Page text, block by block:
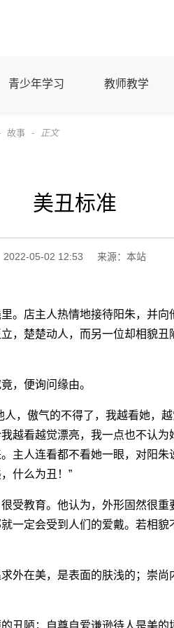
青少年学习 教师教学
故事 - 正文
美丑标准
2022-05-02 12:53 来源：本站
店主人热情地接待阳朱，并向
，楚楚动人，而另一位却相貌
便询问缘由。
，傲气的不得了，我越看她，越
越看越觉漂亮，我一点也不认为
主人连看都不看她一眼，对阳朱
什么为丑！”
教育。他认为，外形固然很重
一定会受到人们的爱戴。若相
在美，是表面的肤浅的；崇尚
陋；自尊自爱谦逊待人是美的